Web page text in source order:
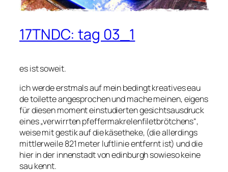
17TNDC: tag 03_1
es ist soweit.
ich werde erstmals auf mein bedingt kreatives eau
de toilette angesprochen und mache meinen, eigens
für diesen moment einstudierten gesichtsausdruck
eines „verwirrten pfeffermakrelenfiletbrötchens“,
weise mit gestik auf die käsetheke, (die allerdings
mittlerweile 821 meter luftlinie entfernt ist) und die
hier in der innenstadt von edinburgh sowieso keine
sau kennt.